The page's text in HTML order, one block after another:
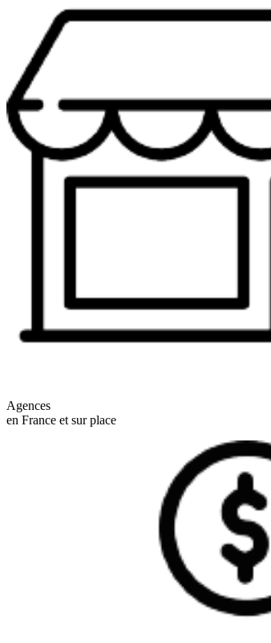
Agences
en France et sur place